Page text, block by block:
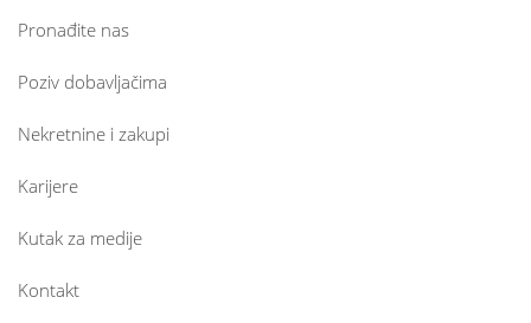
Pronađite nas
Poziv dobavljačima
Nekretnine i zakupi
Karijere
Kutak za medije
Kontakt